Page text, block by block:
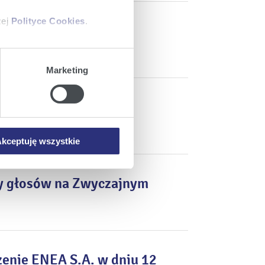
Polityce Cookies.
plików cookie z
umieszczać w Państwa
ta nie dotyczy jednak
Marketing
wszystkie
ENEA S.A.
na Zwyczajnym
ENEA S.A. w dniu 12